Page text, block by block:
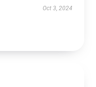
Oct 3, 2024